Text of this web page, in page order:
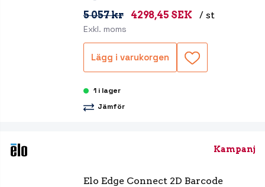
5 057 kr 4298,45 SEK / st
Exkl. moms
Lägg i varukorgen
1 i lager
Jämför
Kampanj
Elo Edge Connect 2D Barcode